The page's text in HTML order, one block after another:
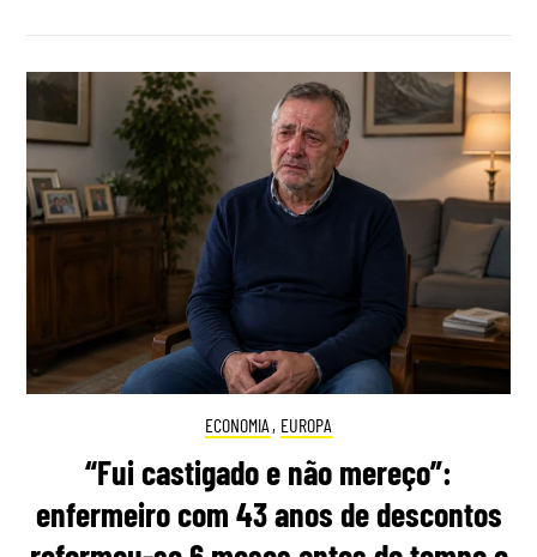
ECONOMIA , EUROPA
“Fui castigado e não mereço”:
enfermeiro com 43 anos de descontos